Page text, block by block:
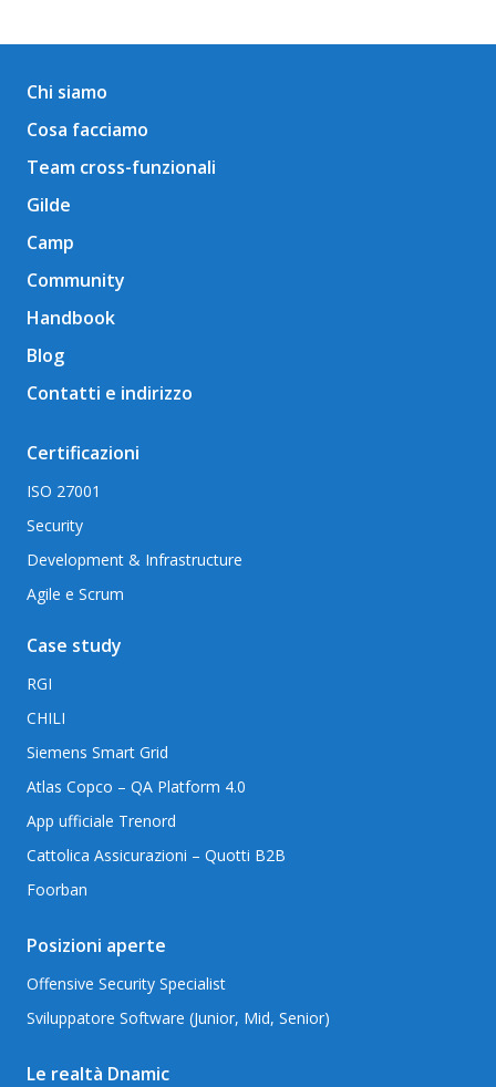
Chi siamo
Cosa facciamo
Team cross-funzionali
Gilde
Camp
Community
Handbook
Blog
Contatti e indirizzo
Certificazioni
ISO 27001
Security
Development & Infrastructure
Agile e Scrum
Case study
RGI
CHILI
Siemens Smart Grid
Atlas Copco – QA Platform 4.0
App ufficiale Trenord
Cattolica Assicurazioni – Quotti B2B
Foorban
Posizioni aperte
Offensive Security Specialist
Sviluppatore Software (Junior, Mid, Senior)
Le realtà Dnamic